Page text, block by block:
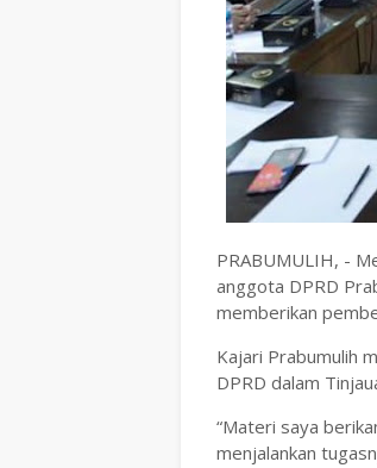
PRABUMULIH, -
anggota DPRD
memberikan
Kajari Prabumulih
DPRD dalam
“Materi saya
menjalankan